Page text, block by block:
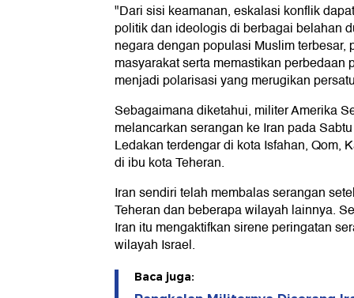
"Dari sisi keamanan, eskalasi konflik
politik dan ideologis di berbagai belahan
negara dengan populasi Muslim terbesar,
masyarakat serta memastikan perbedaan
menjadi polarisasi yang merugikan
Sebagaimana diketahui, militer Amerika
melancarkan serangan ke Iran pada
Ledakan terdengar di kota Isfahan, Qom,
di ibu kota Teheran.
Iran sendiri telah membalas serangan
Teheran dan beberapa wilayah lainnya.
Iran itu mengaktifkan sirene peringatan
wilayah Israel.
Baca juga: